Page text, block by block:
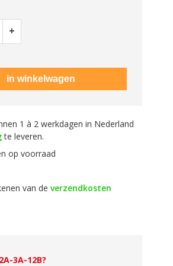
+
1 à 2 werkdagen in Nederland
te leveren.
op voorraad
van de verzendkosten
3A-12B?